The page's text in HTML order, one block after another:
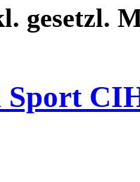
gesetzl.
Sport